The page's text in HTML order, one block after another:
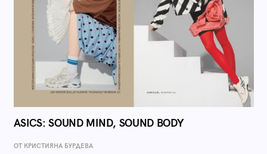
ASICS: SOUND MIND, SOUND BODY
ОТ КРИСТИЯНА БУРДЕВА